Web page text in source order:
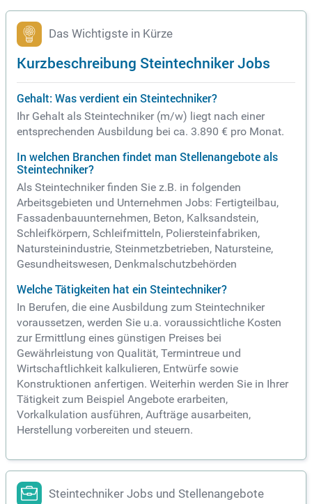
Das Wichtigste in Kürze
Kurzbeschreibung Steintechniker Jobs
Gehalt: Was verdient ein Steintechniker?
Ihr Gehalt als Steintechniker (m/w) liegt nach einer
entsprechenden Ausbildung bei ca. 3.890 € pro Monat.
In welchen Branchen findet man Stellenangebote als
Steintechniker?
Als Steintechniker finden Sie z.B. in folgenden
Arbeitsgebieten und Unternehmen Jobs: Fertigteilbau,
Fassadenbauunternehmen, Beton, Kalksandstein,
Schleifkörpern, Schleifmitteln, Poliersteinfabriken,
Natursteinindustrie, Steinmetzbetrieben, Natursteine,
Gesundheitswesen, Denkmalschutzbehörden
Welche Tätigkeiten hat ein Steintechniker?
In Berufen, die eine Ausbildung zum Steintechniker
voraussetzen, werden Sie u.a. voraussichtliche Kosten
zur Ermittlung eines günstigen Preises bei
Gewährleistung von Qualität, Termintreue und
Wirtschaftlichkeit kalkulieren, Entwürfe sowie
Konstruktionen anfertigen. Weiterhin werden Sie in Ihrer
Tätigkeit zum Beispiel Angebote erarbeiten,
Vorkalkulation ausführen, Aufträge ausarbeiten,
Herstellung vorbereiten und steuern.
Steintechniker Jobs und Stellenangebote